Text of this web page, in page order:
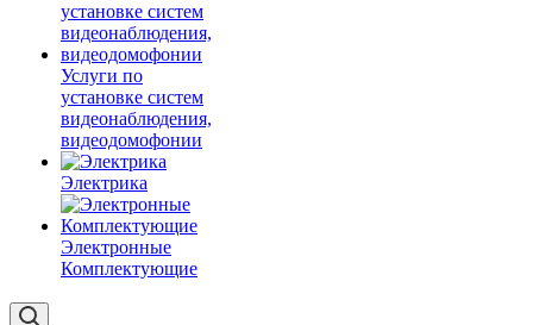
Услуги по
установке систем
видеонаблюдения,
видеодомофонии
Электрика
Электронные
Комплектующие